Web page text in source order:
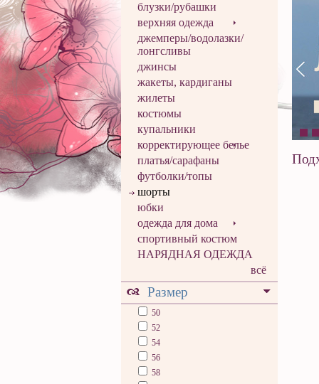
блузки/рубашки
верхняя одежда
джемперы/водолазки/
лонгсливы
джинсы
жакеты, кардиганы
жилеты
костюмы
купальники
корректирующее белье
платья/сарафаны
футболки/топы
шорты
юбки
одежда для дома
спортивный костюм
НАРЯДНАЯ ОДЕЖДА
всё
Размер
50
52
54
56
58